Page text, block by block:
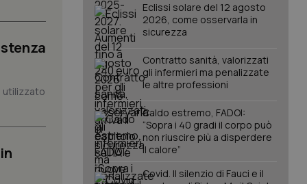
utilizzato
Eclissi solare del 12 agosto
2026, come osservarla in
sicurezza
Contratto sanità, valorizzati
gli infermieri ma penalizzate
le altre professioni
Caldo estremo, FADOI:
“Sopra i 40 gradi il corpo può
non riuscire più a disperdere
il calore”
Covid. Il silenzio di Fauci e il
le
per la loro
sul consenso
che le loro
Cookie-